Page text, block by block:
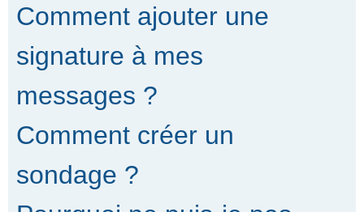
Comment ajouter une
signature à mes
messages ?
Comment créer un
sondage ?